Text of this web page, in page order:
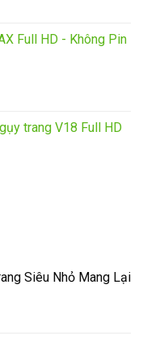
Full HD - Không Pin
trang V18 Full HD
Siêu Nhỏ Mang Lại